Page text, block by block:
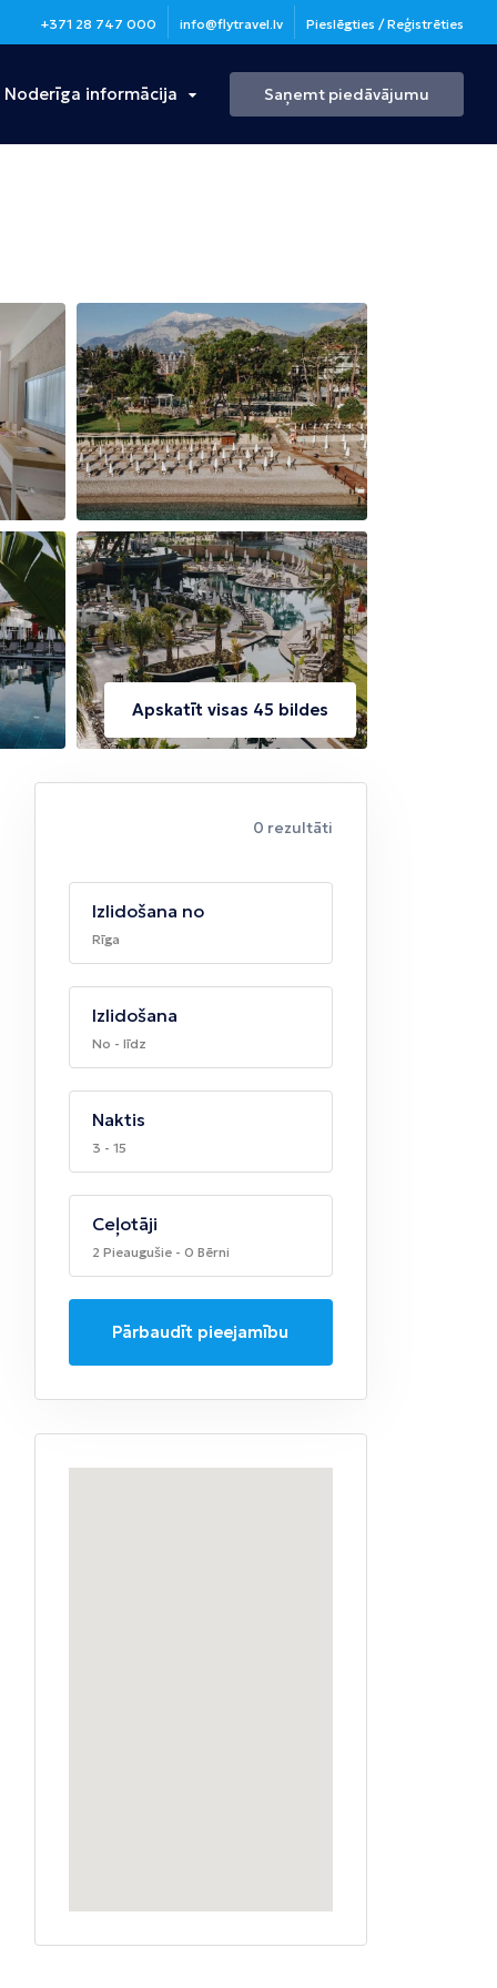
+371 28 747 000 info@flytravel.lv Pieslēgties / Reģistrēties
Bulgārija
Burgasa
Noderīga informācija Saņemt piedāvājumu
Apskatīt visas 45 bildes
0 rezultāti
Izlidošana no
Rīga
Izlidošana
No - līdz
Naktis
3 - 15
Ceļotāji
2 Pieaugušie - 0 Bērni
Pārbaudīt pieejamību